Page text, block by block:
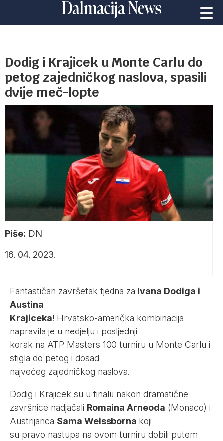
Dodig i Krajicek u Monte Carlu do
petog zajedničkog naslova, spasili
dvije meč-lopte
Piše: DN
16. 04. 2023.
Fantastičan završetak tjedna za Ivana Dodiga i
Austina
Krajiceka! Hrvatsko-američka kombinacija
napravila je u nedjelju i posljednji
korak na ATP Masters 100 turniru u Monte Carlu i
stigla do petog i dosad
najvećeg zajedničkog naslova.
Dodig i Krajicek su u finalu nakon dramatične
završnice nadjačali Romaina Arneoda (Monaco) i
Austrijanca Sama Weissborna koji
su pravo nastupa na ovom turniru dobili putem